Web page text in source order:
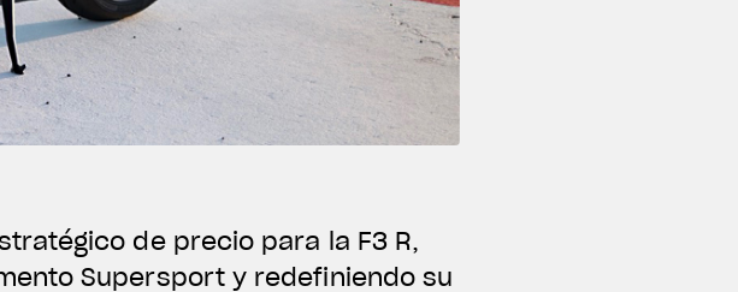
de precio para la F3 R,
Supersport y redefiniendo su